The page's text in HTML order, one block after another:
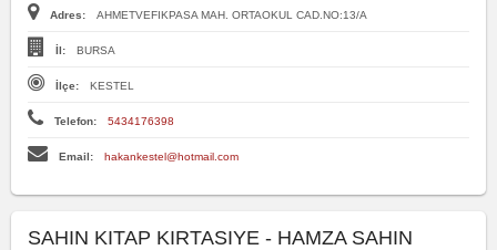
Adres: AHMETVEFIKPASA MAH. ORTAOKUL CAD.NO:13/A
İl: BURSA
İlçe: KESTEL
Telefon: 5434176398
Email: hakankestel@hotmail.com
SAHIN KITAP KIRTASIYE - HAMZA SAHIN